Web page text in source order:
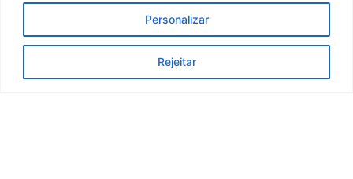
Personalizar
Rejeitar
elementos da sua família.Celebremos juntos, este
Dia Internacional da Família! 😊 Greatcare, saúde
sempre 💙